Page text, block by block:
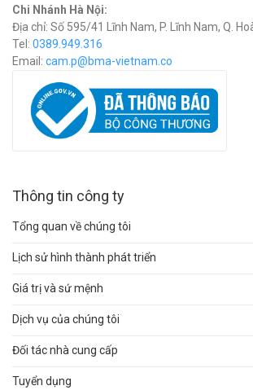
Chi Nhánh Hà Nội:
Địa chỉ: Số 595/41 Lĩnh Nam, P. Lĩnh Nam, Q.
Tel: 0389.949.316
Email: cam.p@bma-vietnam.co
Thông tin công ty
Tổng quan về chúng tôi
Lịch sử hình thành phát triển
Giá trị và sứ mệnh
Dịch vụ của chúng tôi
Đối tác nhà cung cấp
Tuyển dụng